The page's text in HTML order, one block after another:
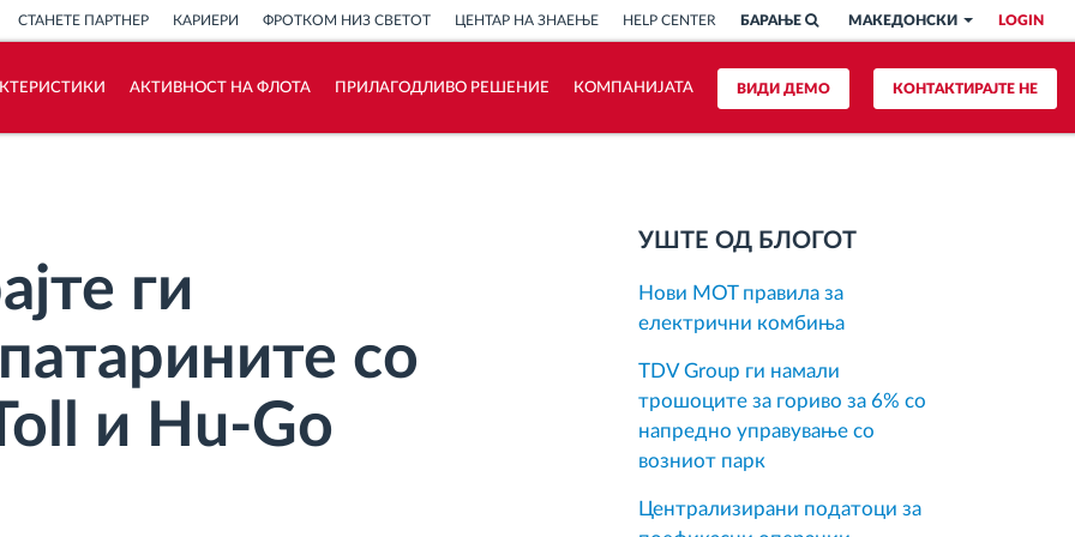
LOGIN
МАКЕДОНСКИ
БАРАЊЕ
СТАНЕТЕ ПАРТНЕР КАРИЕРИ ФРОТКОМ НИЗ СВЕТОТ ЦЕНТАР НА ЗНАЕЊЕ HELP CENTER
КОНТАКТИРАЈТЕ НЕ
ВИДИ ДЕМО
АКТИВНОСТ НА ФЛОТА ПРИЛАГОДЛИВО РЕШЕНИЕ КОМПАНИЈАТА
ги
со
и Hu-Go
УШТЕ ОД БЛОГОТ
Нови MOT правила за
електрични комбиња
TDV Group ги намали
трошоците за гориво за 6% со
напредно управување со
возниот парк
Централизирани податоци за